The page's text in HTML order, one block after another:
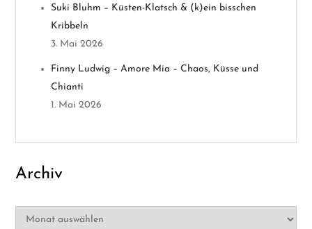
a
Suki Bluhm – Küsten-Klatsch & (k)ein bisschen
Kribbeln
3. Mai 2026
Finny Ludwig – Amore Mia – Chaos, Küsse und
Chianti
1. Mai 2026
Archiv
Archiv